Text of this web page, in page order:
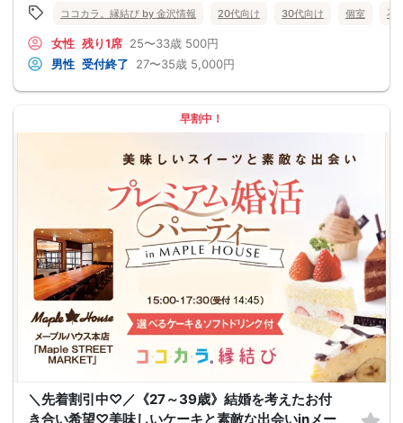
ココカラ。縁結び by 金沢情報 20代向け 30代向け 個室 石
女性 残り1席 25〜33歳 500円
男性 受付終了 27〜35歳 5,000円
早割中！
＼先着割引中♡／《27～39歳》結婚を考えたお付
き合い希望♡美味しいケーキと素敵な出会いinメー